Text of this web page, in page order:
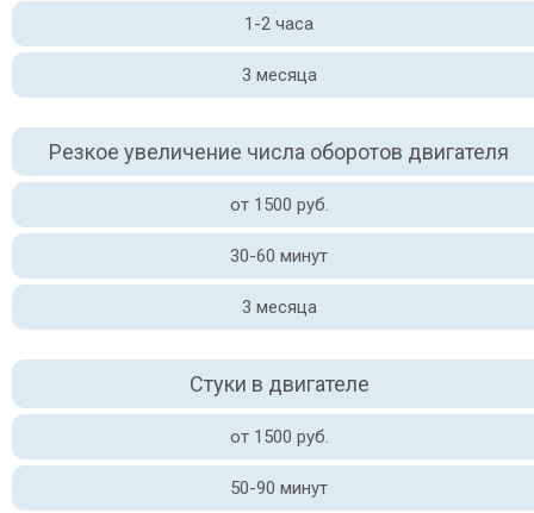
1-2 часа
3 месяца
Резкое увеличение числа оборотов двигателя
от 1500 руб.
30-60 минут
3 месяца
Стуки в двигателе
от 1500 руб.
50-90 минут